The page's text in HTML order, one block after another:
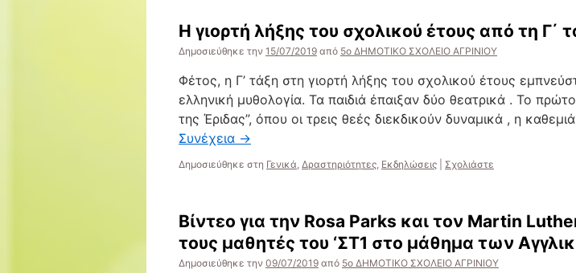
Η γιορτή λήξης του σχολικού έτους από τη Γ΄
Δημοσιεύθηκε την 15/07/2019 από 5ο ΔΗΜΟΤΙΚΟ ΣΧΟΛΕΙΟ ΑΓΡΙΝΙΟΥ
Φέτος, η Γ’ τάξη στη γιορτή λήξης του σχολικού έτους
ελληνική μυθολογία. Τα παιδιά έπαιξαν δύο θεατρικά . Το
της Έριδας”, όπου οι τρεις θεές διεκδικούν δυναμικά , η
Συνέχεια →
Δημοσιεύθηκε στη Γενικά, Δραστηριότητες, Εκδηλώσεις Σχολιάστε
Βίντεο για την Rosa Parks και τον Μartin
τους μαθητές του ‘ΣΤ1 στο μάθημα των
Δημοσιεύθηκε την 09/07/2019 από 5ο ΔΗΜΟΤΙΚΟ ΣΧΟΛΕΙΟ ΑΓΡΙΝΙΟΥ